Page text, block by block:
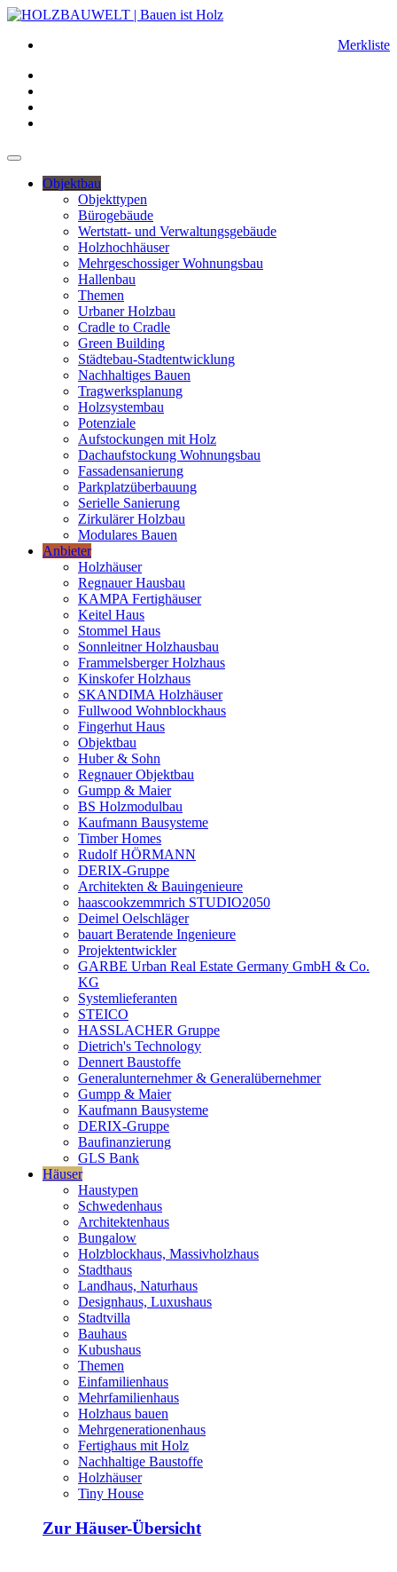
Merkliste
Objektbau
Objekttypen
Bürogebäude
Wertstatt- und Verwaltungsgebäude
Holzhochhäuser
Mehrgeschossiger Wohnungsbau
Hallenbau
Themen
Urbaner Holzbau
Cradle to Cradle
Green Building
Städtebau-Stadtentwicklung
Nachhaltiges Bauen
Tragwerksplanung
Holzsystembau
Potenziale
Aufstockungen mit Holz
Dachaufstockung Wohnungsbau
Fassadensanierung
Parkplatzüberbauung
Serielle Sanierung
Zirkulärer Holzbau
Modulares Bauen
Anbieter
Holzhäuser
Regnauer Hausbau
KAMPA Fertighäuser
Keitel Haus
Stommel Haus
Sonnleitner Holzhausbau
Frammelsberger Holzhaus
Kinskofer Holzhaus
SKANDIMA Holzhäuser
Fullwood Wohnblockhaus
Fingerhut Haus
Objektbau
Huber & Sohn
Regnauer Objektbau
Gumpp & Maier
BS Holzmodulbau
Kaufmann Bausysteme
Timber Homes
Rudolf HÖRMANN
DERIX-Gruppe
Architekten & Bauingenieure
haascookzemmrich STUDIO2050
Deimel Oelschläger
bauart Beratende Ingenieure
Projektentwickler
GARBE Urban Real Estate Germany GmbH & Co.
KG
Systemlieferanten
STEICO
HASSLACHER Gruppe
Dietrich's Technology
Dennert Baustoffe
Generalunternehmer & Generalübernehmer
Gumpp & Maier
Kaufmann Bausysteme
DERIX-Gruppe
Baufinanzierung
GLS Bank
Häuser
Haustypen
Schwedenhaus
Architektenhaus
Bungalow
Holzblockhaus, Massivholzhaus
Stadthaus
Landhaus, Naturhaus
Designhaus, Luxushaus
Stadtvilla
Bauhaus
Kubushaus
Themen
Einfamilienhaus
Mehrfamilienhaus
Holzhaus bauen
Mehrgenerationenhaus
Fertighaus mit Holz
Nachhaltige Baustoffe
Holzhäuser
Tiny House
Zur Häuser-Übersicht